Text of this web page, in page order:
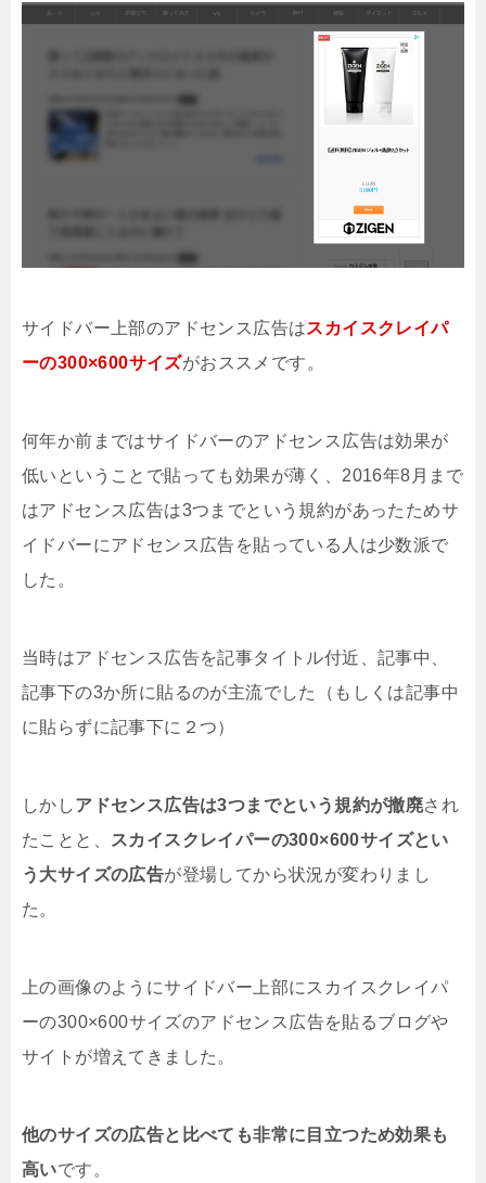
サイドバー上部のアドセンス広告はスカイスクレイパ
ーの300×600サイズがおススメです。
何年か前まではサイドバーのアドセンス広告は効果が
低いということで貼っても効果が薄く、2016年8月まで
はアドセンス広告は3つまでという規約があったためサ
イドバーにアドセンス広告を貼っている人は少数派で
した。
当時はアドセンス広告を記事タイトル付近、記事中、
記事下の3か所に貼るのが主流でした（もしくは記事中
に貼らずに記事下に２つ）
しかしアドセンス広告は3つまでという規約が撤廃され
たことと、
スカイスクレイパーの300×600サイズとい
う大サイズの広告が登場してから状況が変わりまし
た。
上の画像のようにサイドバー上部にスカイスクレイパ
ーの300×600サイズのアドセンス広告を貼るブログや
サイトが増えてきました。
他のサイズの広告と比べても非常に目立つため効果も
高いです。